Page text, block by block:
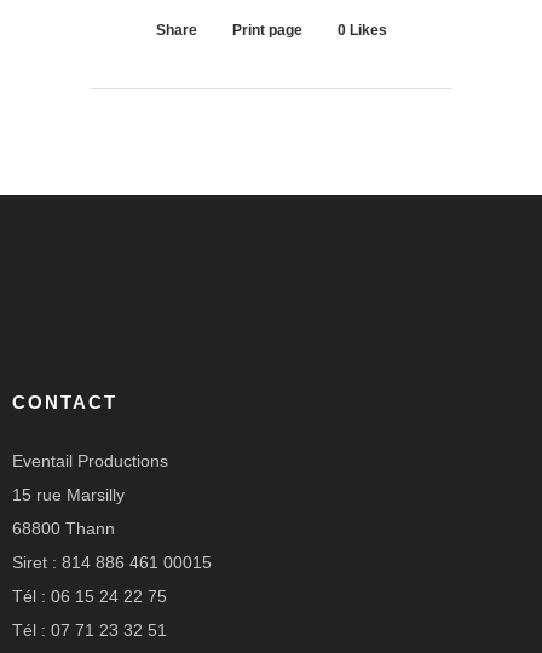
Share Print page 0Likes
CONTACT
Eventail Productions
15 rue Marsilly
68800 Thann
Siret : 814 886 461 00015
Tél : 06 15 24 22 75
Tél : 07 71 23 32 51